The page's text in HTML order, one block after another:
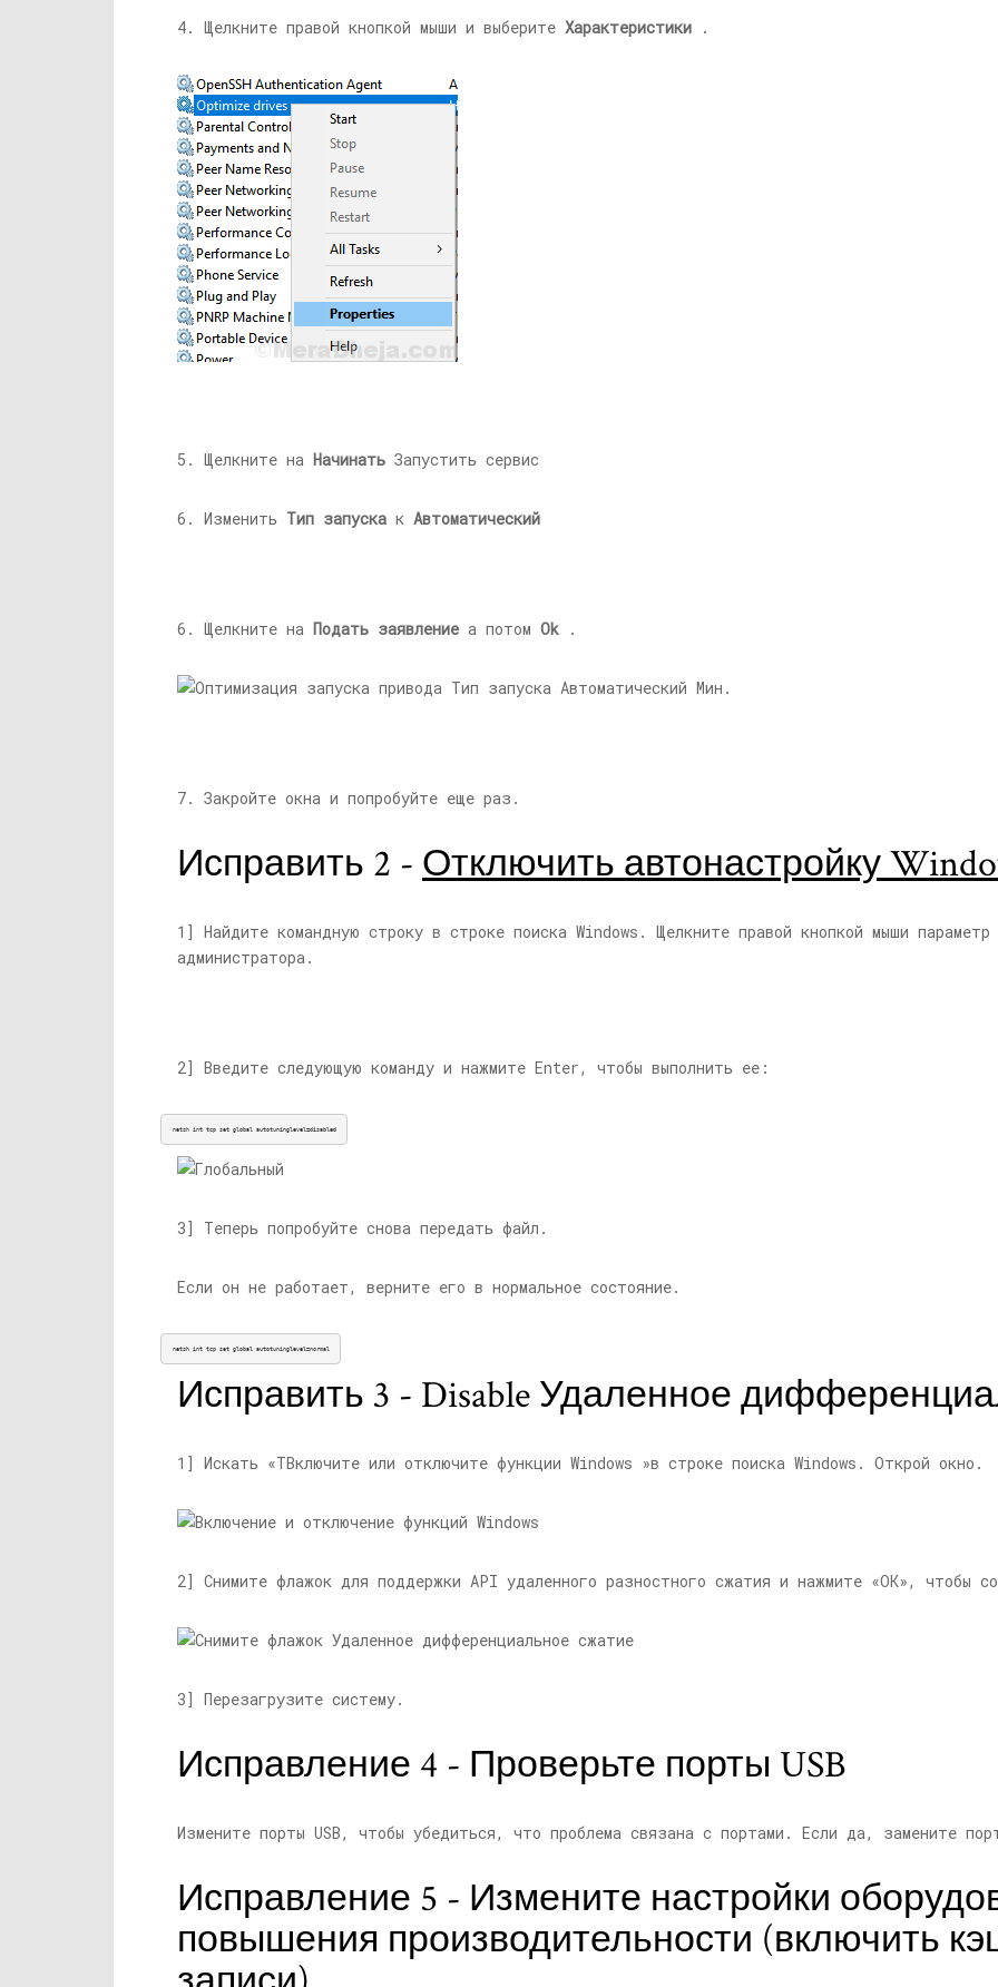
4. Щелкните правой кнопкой мыши и выберите Характеристики .
5. Щелкните на Начинать Запустить сервис
6. Изменить Тип запуска к Автоматический
6. Щелкните на Подать заявление а потом Ok .
7. Закройте окна и попробуйте еще раз.
Исправить 2 - Отключить автонастройку
1] Найдите командную строку в строке поиска Windows. Щелкните правой кнопкой мыши
администратора.
2] Введите следующую команду и нажмите Enter, чтобы выполнить ее:
netsh int tcp set global autotuninglevel=disabled
3] Теперь попробуйте снова передать файл.
Если он не работает, верните его в нормальное состояние.
netsh int tcp set global autotuninglevel=normal
Исправить 3 - Disable Удаленное
1] Искать «TВключите или отключите функции Windows »в строке поиска Windows. Открой окно.
2] Снимите флажок для поддержки API удаленного разностного сжатия и нажмите «ОК», чтобы
3] Перезагрузите систему.
Исправление 4 - Проверьте порты USB
Измените порты USB, чтобы убедиться, что проблема связана с портами. Если да, замените
Исправление 5 - Измените настройки
повышения производительности (включить